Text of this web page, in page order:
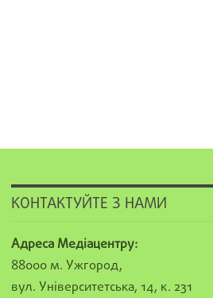
КОНТАКТУЙТЕ З НАМИ
Адреса Медіацентру:
88000 м. Ужгород,
вул. Університетська, 14, к. 231